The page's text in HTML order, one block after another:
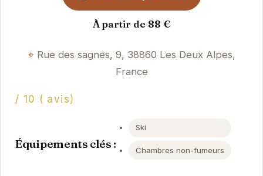
À partir de 88 €
Rue des sagnes, 9, 38860 Les Deux Alpes,
France
/ 10 ( avis)
Équipements clés :
Ski
Chambres non-fumeurs